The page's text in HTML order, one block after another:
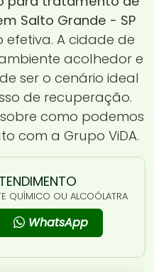
Salto Grande - SP
A cidade de
acolhedor e
ser o cenário ideal
de recuperação.
como podemos
com a Grupo ViDA.
QUÍMICO OU ALCOÓLATRA
WhatsApp